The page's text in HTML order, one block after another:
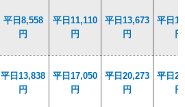
平日8,558
円
平日11,110
円
平日13,673
円
平日
円
平日13,838
円
平日17,050
円
平日20,273
円
平日
円
平日8,558
円
平日11,110
円
平日13,673
円
平日
円
平日13,838
円
平日17,050
円
平日20,273
円
平日
円